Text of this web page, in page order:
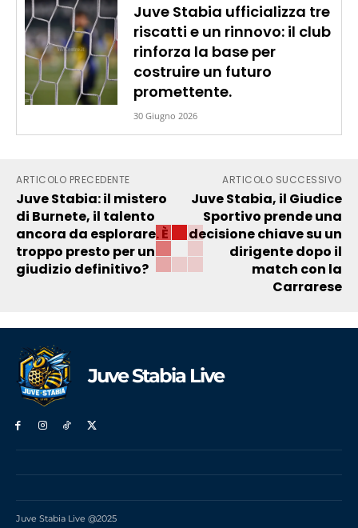
Juve Stabia ufficializza tre
riscatti e un rinnovo: il club
rinforza la base per
costruire un futuro
promettente.
30 Giugno 2026
ARTICOLO PRECEDENTE
Juve Stabia: il mistero
di Burnete, il talento
ancora da esplorare. È
troppo presto per un
giudizio definitivo?
ARTICOLO SUCCESSIVO
Juve Stabia, il Giudice
Sportivo prende una
decisione chiave su un
dirigente dopo il
match con la
Carrarese
Juve Stabia Live
Juve Stabia Live @2025